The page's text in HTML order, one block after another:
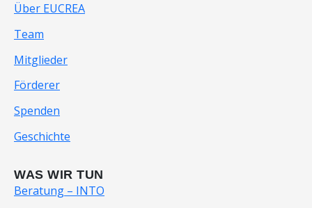
Über EUCREA
Team
Mitglieder
Förderer
Spenden
Geschichte
WAS WIR TUN
Beratung – INTO